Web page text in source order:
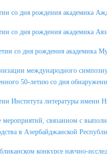
со дня рождения академика
со дня рождения академика
со дня рождения академика
международного
50-летию со дня
Института литературы имени
связанном с
в Азербайджанской
конкурсе научно-